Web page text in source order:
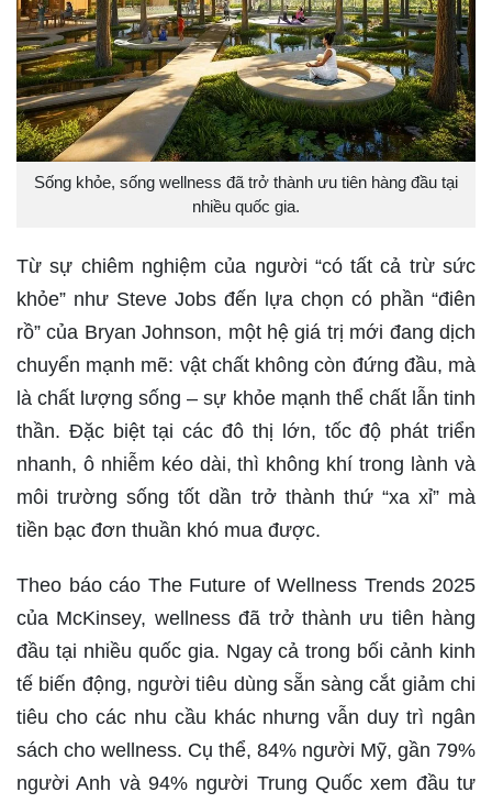
Sống khỏe, sống wellness đã trở thành ưu tiên hàng đầu tại
nhiều quốc gia.
Từ sự chiêm nghiệm của người “có tất cả trừ sức
khỏe” như Steve Jobs đến lựa chọn có phần “điên
rồ” của Bryan Johnson, một hệ giá trị mới đang dịch
chuyển mạnh mẽ: vật chất không còn đứng đầu, mà
là chất lượng sống – sự khỏe mạnh thể chất lẫn tinh
thần. Đặc biệt tại các đô thị lớn, tốc độ phát triển
nhanh, ô nhiễm kéo dài, thì không khí trong lành và
môi trường sống tốt dần trở thành thứ “xa xỉ” mà
tiền bạc đơn thuần khó mua được.
Theo báo cáo The Future of Wellness Trends 2025
của McKinsey, wellness đã trở thành ưu tiên hàng
đầu tại nhiều quốc gia. Ngay cả trong bối cảnh kinh
tế biến động, người tiêu dùng sẵn sàng cắt giảm chi
tiêu cho các nhu cầu khác nhưng vẫn duy trì ngân
sách cho wellness. Cụ thể, 84% người Mỹ, gần 79%
người Anh và 94% người Trung Quốc xem đầu tư